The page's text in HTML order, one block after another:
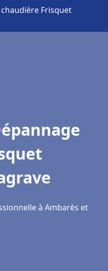
Frisquet
à Ambarès et